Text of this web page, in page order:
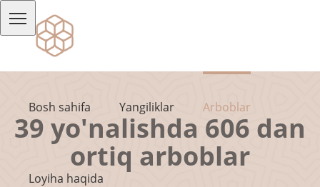
Bosh sahifa Yangiliklar Arboblar
Loyiha haqida
39 yo'nalishda 606 dan
ortiq arboblar